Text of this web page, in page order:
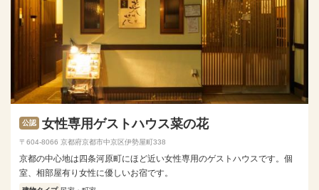
公認 女性専用ゲストハウス菜の花
〒604-8066 京都府京都市中京区伊勢屋町338
京都の中心地は四条河原町にほど近い女性専用のゲストハウスです。個
室、相部屋有り女性に優しいお宿です。